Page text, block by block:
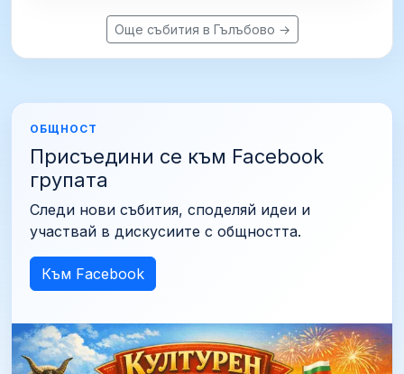
Още събития в Гълъбово →
ОБЩНОСТ
Присъедини се към Facebook
групата
Следи нови събития, споделяй идеи и
участвай в дискусиите с общността.
Към Facebook